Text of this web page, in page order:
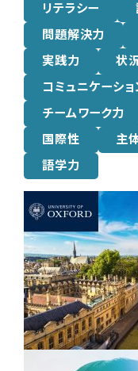
リテラシー
問題解決力
実践力
状
コミュニケーショ
チームワーク力
国際性
主
語学力